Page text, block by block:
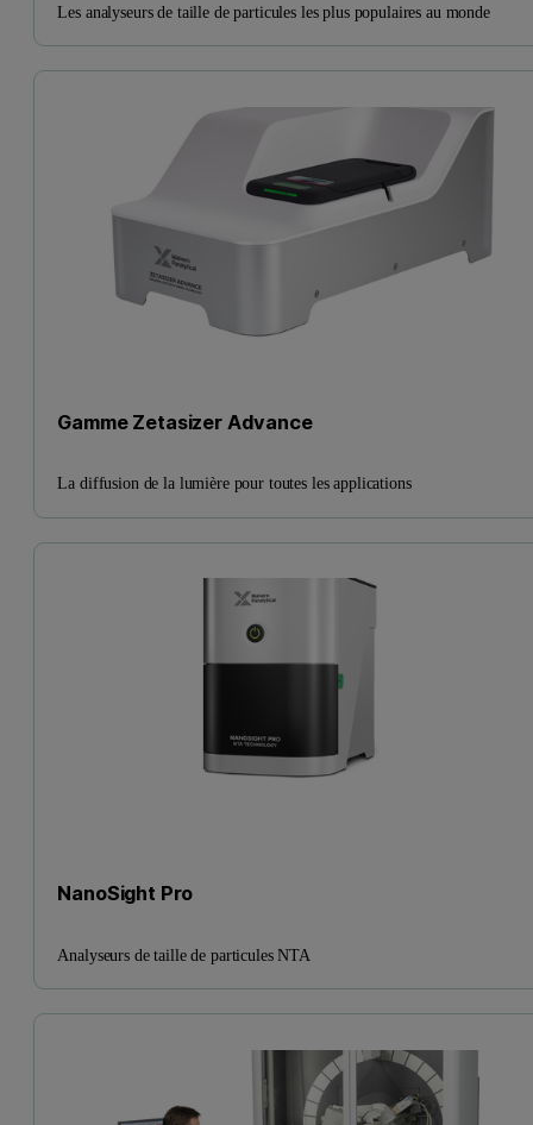
Les analyseurs de taille de particules les plus populaires au monde
Gamme Zetasizer Advance
La diffusion de la lumière pour toutes les applications
NanoSight Pro
Analyseurs de taille de particules NTA